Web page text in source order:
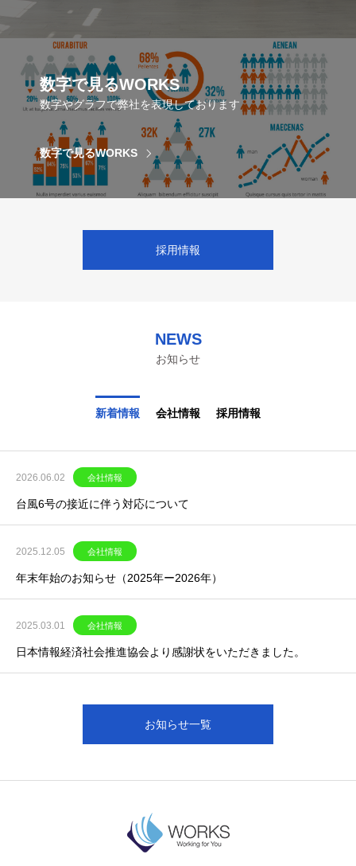
数字で見るWORKS
数字やグラフで弊社を表現しております
数字で見るWORKS
採用情報
NEWS
お知らせ
新着情報 会社情報 採用情報
2026.06.02 会社情報
台風6号の接近に伴う対応について
2025.12.05 会社情報
年末年始のお知らせ（2025年ー2026年）
2025.03.01 会社情報
日本情報経済社会推進協会より感謝状をいただきました。
お知らせ一覧